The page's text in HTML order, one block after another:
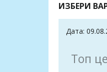
ИЗБЕРИ
Дата:
Топ